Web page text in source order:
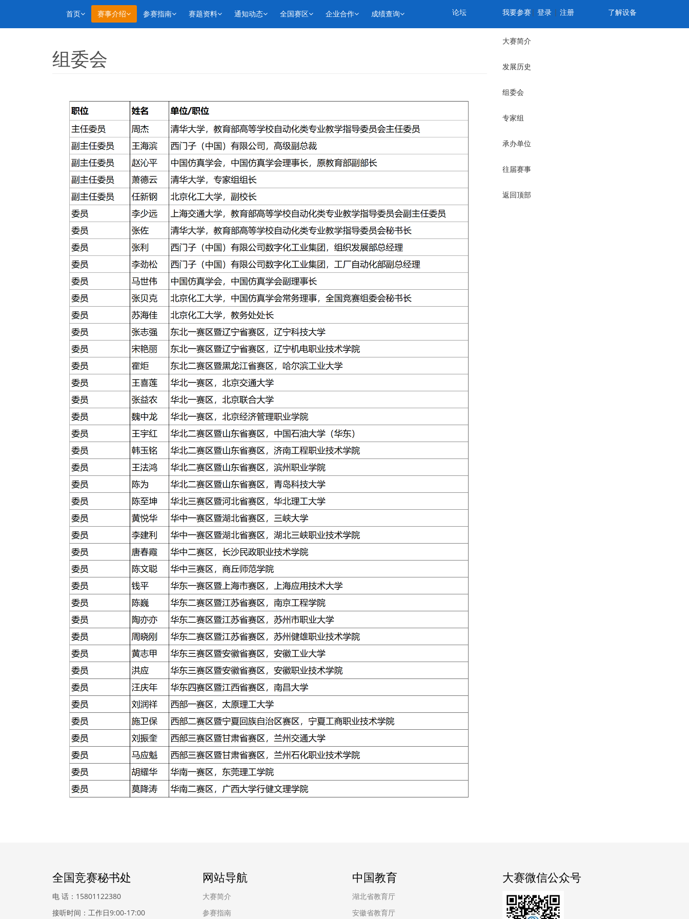
首页 赛事介绍 参赛指南 赛题资料 通知动态 全国赛区 企业合作 成绩查询 论坛 我要参赛| 登录| 注册 了解设备
组委会
大赛简介
发展历史
组委会
专家组
承办单位
往届赛事
返回顶部
全国竞赛秘书处
电 话：15801122380
接听时间：工作日9:00-17:00
网站导航
大赛简介
参赛指南
中国教育
湖北省教育厅
安徽省教育厅
大赛微信公众号